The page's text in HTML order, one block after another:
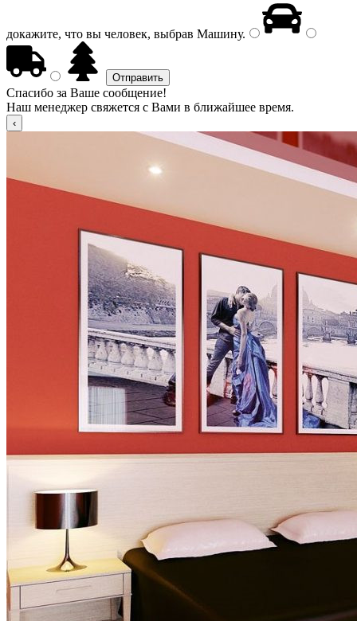
докажите, что вы человек, выбрав Машину.
Спасибо за Ваше сообщение!
Наш менеджер свяжется с Вами в ближайшее время.